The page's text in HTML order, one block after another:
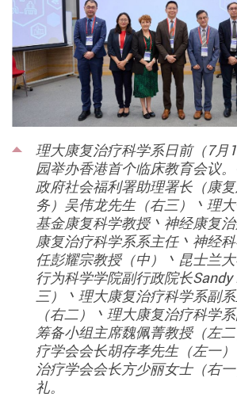
理大康复治疗科学系日前（7月
园举办香港首个临床教育会议
政府社会福利署助理署长（康
务）吴伟龙先生（右三）丶理
基金康复科学教授丶神经康复
康复治疗科学系系主任丶神经
任彭耀宗教授（中）丶昆士兰
行为科学学院副行政院长Sandy
三）丶理大康复治疗科学系副
（右二）丶理大康复治疗科学
筹备小组主席魏佩菁教授（左
疗学会会长胡存孝先生（左一
治疗学会会长方少丽女士（右
礼。